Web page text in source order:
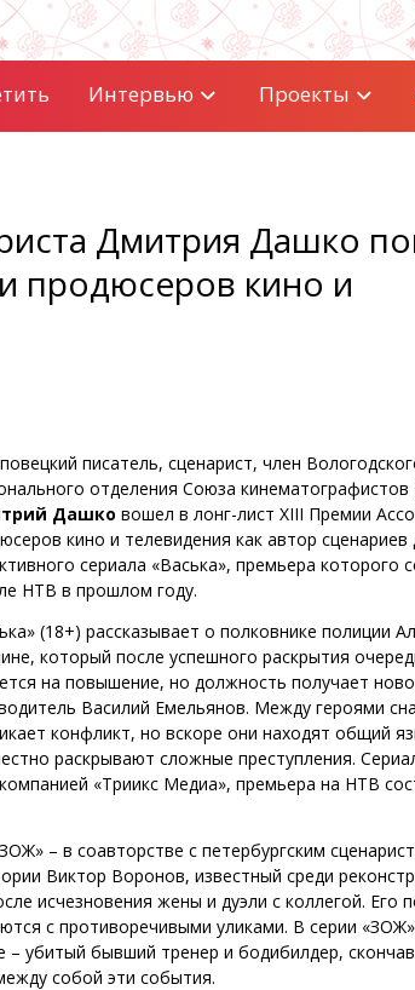
Интервью Проекты
Дмитрия Дашко
продюсеров кино и
писатель, сценарист, член
отделения Союза кинематографистов
Дашко вошел в лонг-лист XIII Премии
кино и телевидения как автор сценариев
сериала «Васька», премьера которого
НТВ в прошлом году.
(18+) рассказывает о полковнике полиции
который после успешного раскрытия
на повышение, но должность получает
Василий Емельянов. Между героями
конфликт, но вскоре они находят общий
раскрывают сложные преступления.
«Триикс Медиа», премьера на НТВ
– в соавторстве с петербургским
Виктор Воронов, известный среди
исчезновения жены и дуэли с коллегой. Его
с противоречивыми уликами. В серии «ЗОЖ»
– убитый бывший тренер и бодибилдер,
собой эти события.